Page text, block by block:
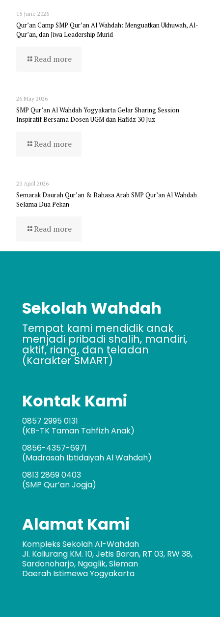
15 June 2026
Qur’an Camp SMP Qur’an Al Wahdah: Menguatkan Ukhuwah, Al-
Qur’an, dan Jiwa Leadership Murid
Read more
26 May 2026
SMP Qur’an Al Wahdah Yogyakarta Gelar Sharing Session
Inspiratif Bersama Dosen UGM dan Hafidz 30 Juz
Read more
23 April 2026
Semarak Daurah Qur’an & Bahasa Arab SMP Qur’an Al Wahdah
Selama Dua Pekan
Read more
Sekolah Wahdah
Tempat kami mendidik anak
menjadi pribadi shalih, mandiri,
aktif, riang, dan teladan
(Karakter SMART)
Kontak Kami
0857 2995 0131
(KB-TK Taman Tahfizh Anak)
0856-4357-6971
(Madrasah Ibtidaiyah Al Wahdah)
0813 2869 0403
(SMP Qur’an Jogja)
Alamat Kami
Kompleks Sekolah Al-Wahdah
Jl. Kaliurang KM. 10, Jetis Baran, RT 03, RW 38,
Sardonoharjo, Ngaglik, Sleman
Daerah Istimewa Yogyakarta